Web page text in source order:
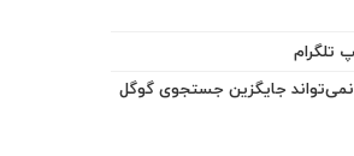
تلگرام
جایگزین جستجوی گوگل